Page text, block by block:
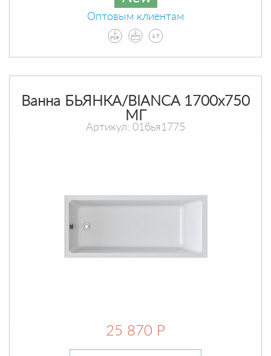
Оптовым клиентам
Ванна БЬЯНКА/BIANCA 1700х750
МГ
Артикул: 01бья1775
25 870 Р